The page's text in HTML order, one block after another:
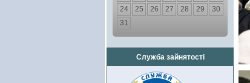
24
25 26 27 28 29
30
31
Служба зайнятості